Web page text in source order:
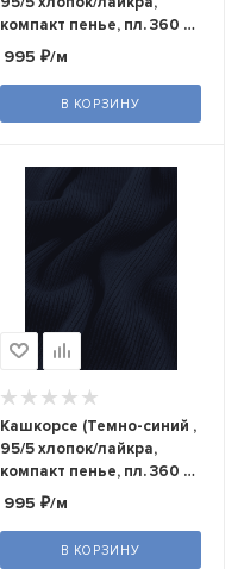
компакт пенье, пл. 360 г/
м2, шир.120 см)
995 ₽/м
В КОРЗИНУ
Кашкорсе (Темно-синий ,
95/5 хлопок/лайкра,
компакт пенье, пл. 360 г/
м2, шир.120 см)
995 ₽/м
В КОРЗИНУ